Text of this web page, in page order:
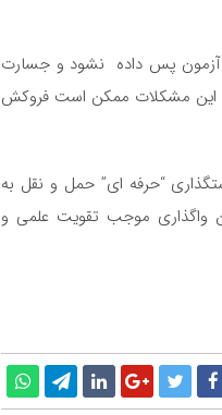
آزمون پس داده نشود و جسارت
این مشکلات ممکن است فروکش
“حرفه ای” حمل و نقل به
واگذاری موجب تقویت علمی و